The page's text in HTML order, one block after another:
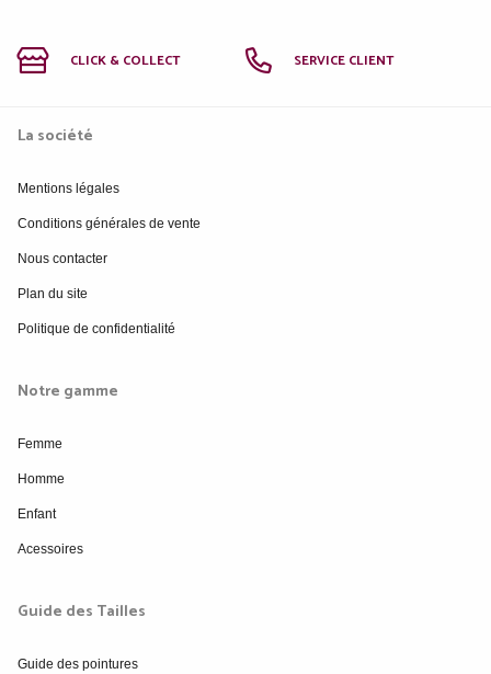
CLICK & COLLECT SERVICE CLIENT
La société
Mentions légales
Conditions générales de vente
Nous contacter
Plan du site
Politique de confidentialité
Notre gamme
Femme
Homme
Enfant
Acessoires
Guide des Tailles
Guide des pointures